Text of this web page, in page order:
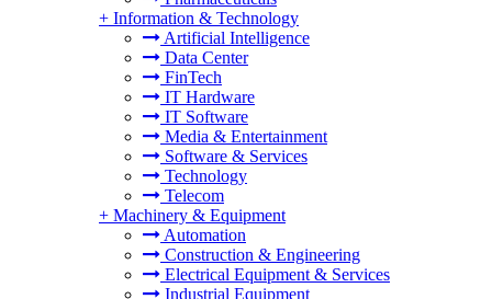
+ Information & Technology
Artificial Intelligence
Data Center
FinTech
IT Hardware
IT Software
Media & Entertainment
Software & Services
Technology
Telecom
+ Machinery & Equipment
Automation
Construction & Engineering
Electrical Equipment & Services
Industrial Equipment